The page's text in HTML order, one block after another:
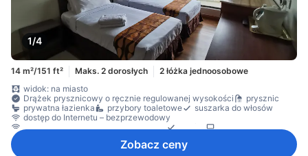
1/4
14 m²/151 ft² Maks. 2 dorosłych
2 łóżka jednoosobowe
widok: na miasto
Drążek prysznicowy o ręcznie regulowanej wysokości
prysznic
prywatna łazienka
przybory toaletowe
suszarka do włosów
dostęp do Internetu – bezprzewodowy
Zobacz ceny